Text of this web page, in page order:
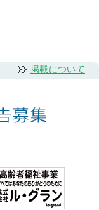
掲載について